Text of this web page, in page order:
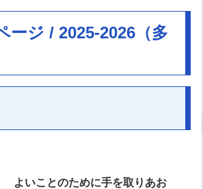
ージ / 2025-2026（多
よいことのために手を取りあお